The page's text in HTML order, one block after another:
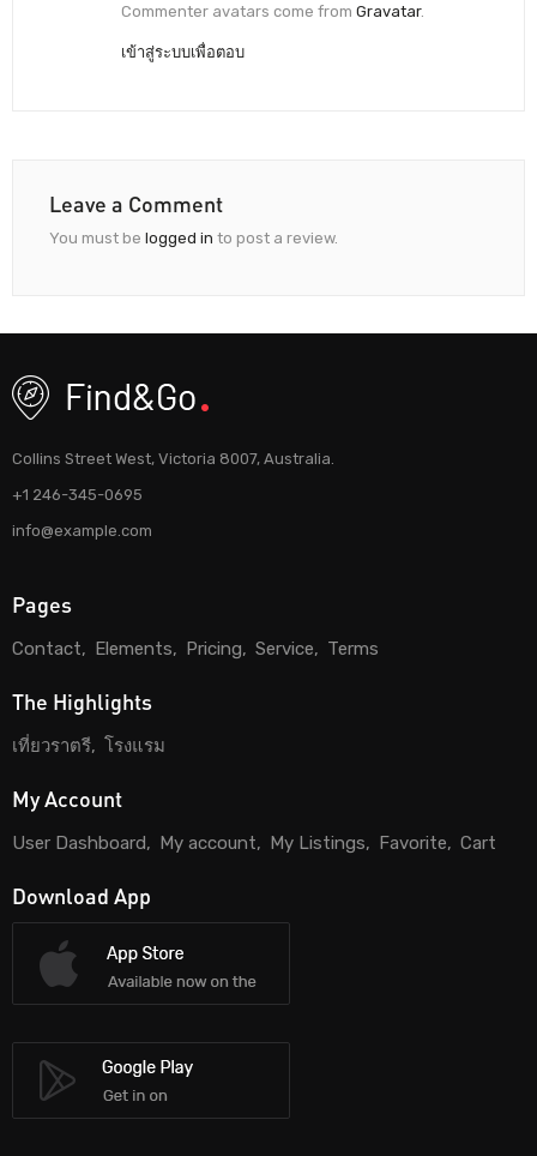
Commenter avatars come from Gravatar.
เข้าสู่ระบบเพื่อตอบ
Leave a Comment
You must be logged in to post a review.
Collins Street West, Victoria 8007, Australia.
+1 246-345-0695
info@example.com
Pages
Contact Elements Pricing Service Terms
The Highlights
เที่ยวราตรี โรงแรม
My Account
User Dashboard My account My Listings Favorite Cart
Download App